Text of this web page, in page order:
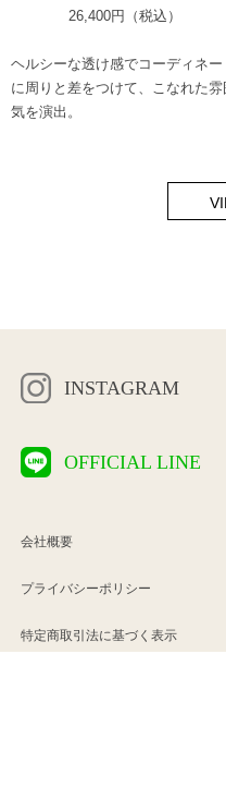
26,400円（税込）
ヘルシーな透け感でコーディネー
に周りと差をつけて、こなれた雰
気を演出。
INSTAGRAM
OFFICIAL LINE
会社概要
プライバシーポリシー
特定商取引法に基づく表示